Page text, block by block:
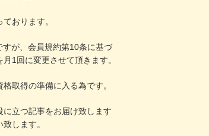
おります。
が、会員規約第10条に基づ
1回に変更させて頂きます。
取得の準備に入る為です。
に立つ記事をお届け致します
します。